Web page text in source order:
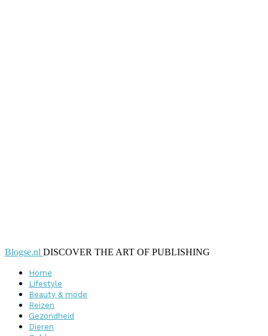
Blogse.nl DISCOVER THE ART OF PUBLISHING
Home
Lifestyle
Beauty & mode
Reizen
Gezondheid
Dieren